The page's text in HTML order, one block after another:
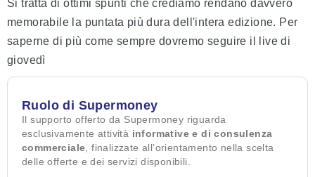
Si tratta di ottimi spunti che crediamo rendano davvero
memorabile la puntata più dura dell'intera edizione. Per
saperne di più come sempre dovremo seguire il live di
giovedì
Ruolo di Supermoney
Il supporto offerto da Supermoney riguarda
esclusivamente attività informative e di consulenza
commerciale , finalizzate all’orientamento nella scelta
delle offerte e dei servizi disponibili.